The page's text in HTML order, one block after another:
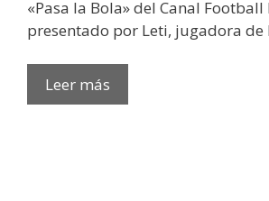
«Pasa la Bola» del Canal Football
presentado por Leti, jugadora de
Leer más